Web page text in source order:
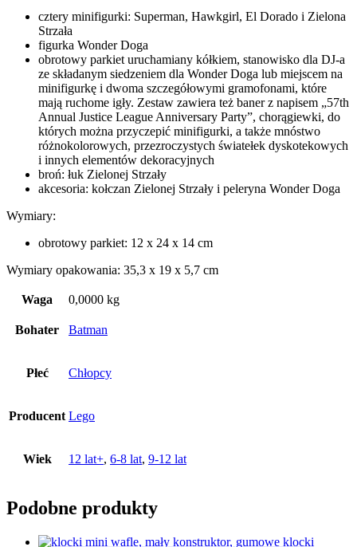
cztery minifigurki: Superman, Hawkgirl, El Dorado i Zielona
Strzała
figurka Wonder Doga
obrotowy parkiet uruchamiany kółkiem, stanowisko dla DJ-a
ze składanym siedzeniem dla Wonder Doga lub miejscem na
minifigurkę i dwoma szczegółowymi gramofonami, które
mają ruchome igły. Zestaw zawiera też baner z napisem „57th
Annual Justice League Anniversary Party”, chorągiewki, do
których można przyczepić minifigurki, a także mnóstwo
różnokolorowych, przezroczystych światełek dyskotekowych
i innych elementów dekoracyjnych
broń: łuk Zielonej Strzały
akcesoria: kołczan Zielonej Strzały i peleryna Wonder Doga
Wymiary:
obrotowy parkiet: 12 x 24 x 14 cm
Wymiary opakowania: 35,3 x 19 x 5,7 cm
Waga 0,0000 kg
Bohater Batman
Płeć Chłopcy
Producent Lego
Wiek 12 lat+, 6-8 lat, 9-12 lat
Podobne produkty